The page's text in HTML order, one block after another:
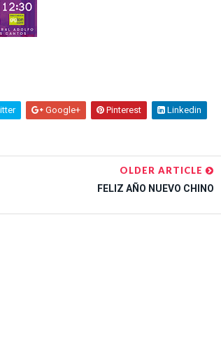
Google+ Pinterest Linkedin
OLDER ARTICLE
FELIZ AÑO NUEVO CHINO